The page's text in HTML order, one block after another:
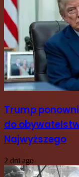
Trump
do
Najwyższego
2 dni ago